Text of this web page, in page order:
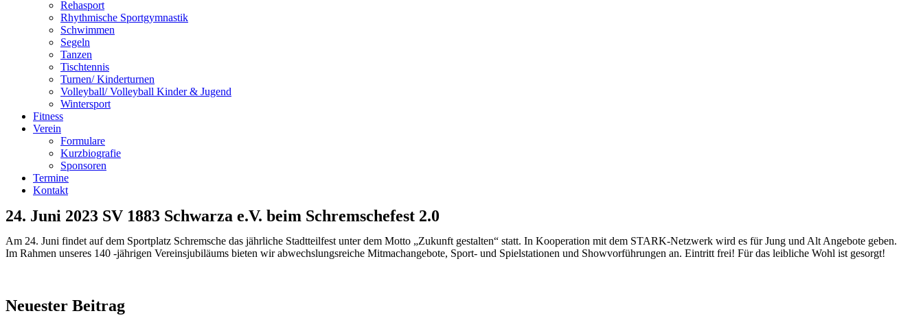
Rehasport
Rhythmische Sportgymnastik
Schwimmen
Segeln
Tanzen
Tischtennis
Turnen/ Kinderturnen
Volleyball/ Volleyball Kinder & Jugend
Wintersport
Fitness
Verein
Formulare
Kurzbiografie
Sponsoren
Termine
Kontakt
24. Juni 2023 SV 1883 Schwarza e.V. beim Schremschefest 2.0
Am 24. Juni findet auf dem Sportplatz Schremsche das jährliche Stadtteilfest unter dem Motto „Zukunft gestalten“ statt. In Kooperation mit dem STARK-Netzwerk wird es für Jung und Alt Angebote geben.
Im Rahmen unseres 140 -jährigen Vereinsjubiläums bieten wir abwechslungsreiche Mitmachangebote, Sport- und Spielstationen und Showvorführungen an. Eintritt frei! Für das leibliche Wohl ist gesorgt!
Neuester Beitrag